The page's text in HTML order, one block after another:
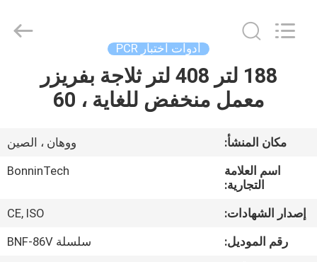
أشرطة
معلومات
Wuhan
Bonnin
أدوات اختبار PCR
188 لتر 408 لتر ثلاجة بفريزر
معمل منخفض للغاية ، 60
مكان المنشأ:
ووهان ، الصين
اسم العلامة
التجارية:
BonninTech
إصدار الشهادات:
CE, ISO
رقم الموديل:
سلسلة BNF-86V